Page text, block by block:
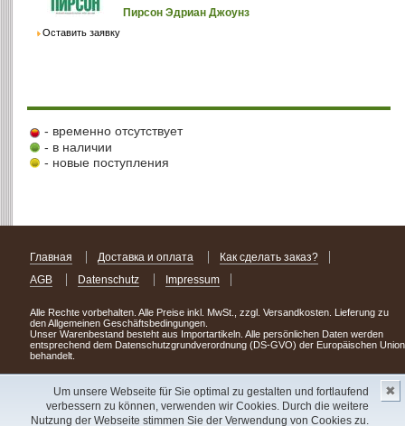
Um unsere Webseite für Sie optimal zu gestalten und fortlaufend
verbessern zu können, verwenden wir Cookies. Durch die weitere
Nutzung der Webseite stimmen Sie der Verwendung von Cookies zu.
✖
Пирсон Эдриан Джоунз
Оставить заявку
- временно отсутствует
- в наличии
- новые поступления
Главная Доставка и оплата
Как сделать заказ?
AGB
Datenschutz Impressum
Alle Rechte vorbehalten. Alle Preise inkl. MwSt., zzgl. Versandkosten. Lieferung zu
den Allgemeinen Geschäftsbedingungen.
Unser Warenbestand besteht aus Importartikeln. Alle persönlichen Daten werden
entsprechend dem Datenschutzgrundverordnung (DS-GVO) der Europäischen Union
behandelt.
Сделав заказ сегодня, уже через день или два Вы можете стать обладателем
НОВИНКИ из Германии! Удачного поиска!
Copyright 2003 - 2023 © Express-Kniga